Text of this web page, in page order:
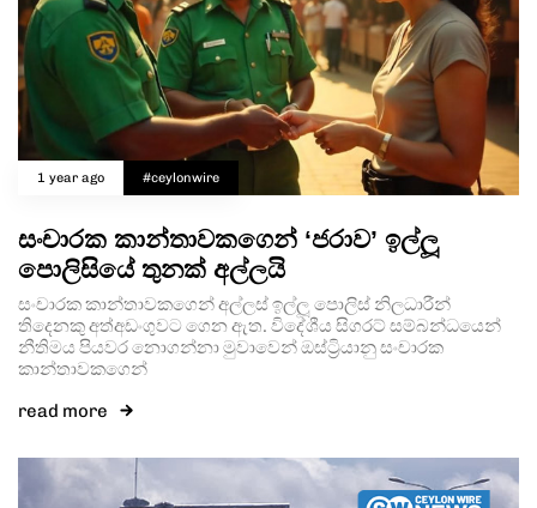
1 year ago #ceylonwire
සංචාරක කාන්තාවකගෙන් ‘ජරාව’ ඉල්ලූ
පොලිසියේ තුනක් අල්ලයි
සංචාරක කාන්තාවකගෙන් අල්ලස් ඉල්ලූ පොලිස් නිලධාරීන්
තිදෙනකු අත්අඩංගුවට ගෙන ඇත. විදේශීය සිගරට් සම්බන්ධයෙන්
නීතිමය පියවර නොගන්නා මුවාවෙන් ඔස්ට්‍රියානු සංචාරක
කාන්තාවකගෙන්
read more